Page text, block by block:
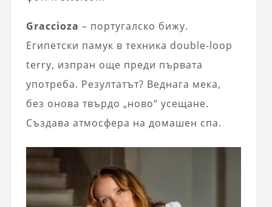
Graccioza – португалско бижу.
Египетски памук в техника double-loop
terry, изпран още преди първата
употреба. Резултатът? Веднага мека,
без онова твърдо „ново“ усещане.
Създава атмосфера на домашен спа.